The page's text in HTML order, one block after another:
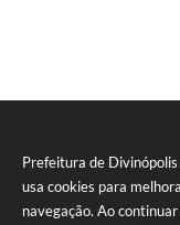
Prefeitura de
usa cookies para
navegação. Ao